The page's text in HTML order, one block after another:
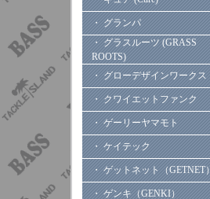
・ グランパ
・ グラスルーツ (GRASS
ROOTS)
・ グローデザインワークス
・ クワイエットファンク
・ ゲーリーヤマモト
・ ケイテック
・ ゲットネット（GETNET）
・ ゲンキ（GENKI）